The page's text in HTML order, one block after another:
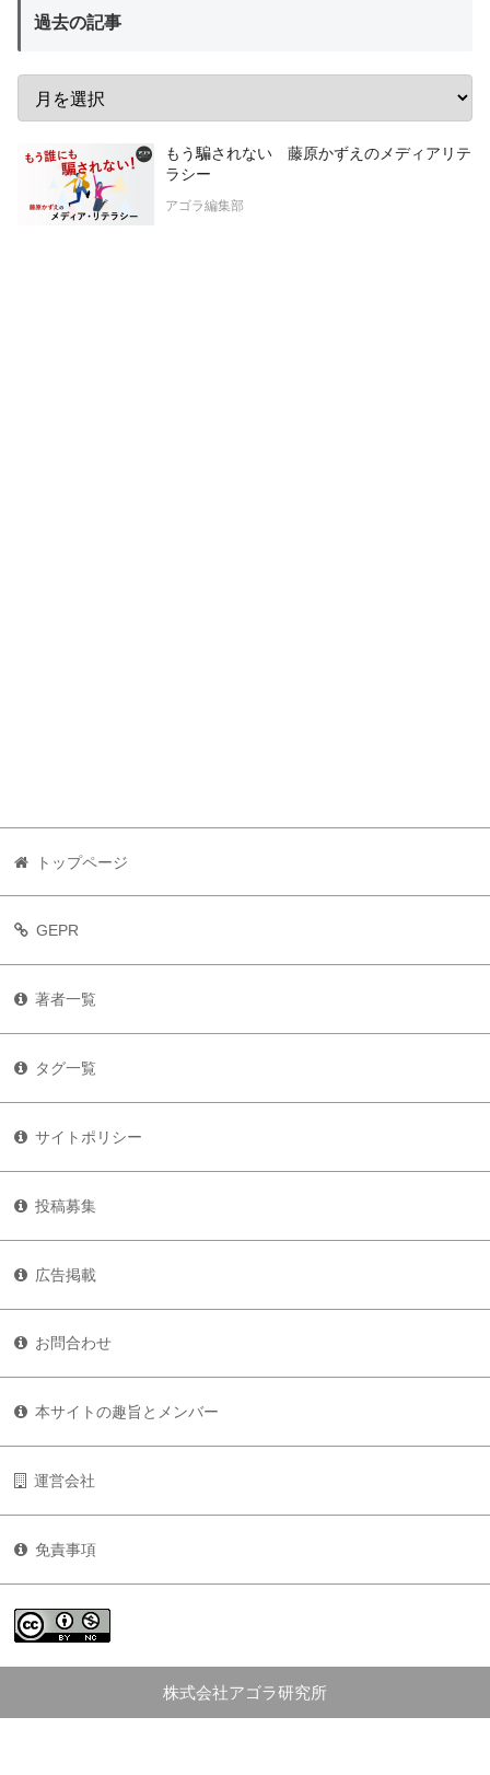
過去の記事
もう騙されない 藤原かずえのメディアリテ
ラシー
アゴラ編集部
トップページ
GEPR
著者一覧
タグ一覧
サイトポリシー
投稿募集
広告掲載
お問合わせ
本サイトの趣旨とメンバー
運営会社
免責事項
株式会社アゴラ研究所